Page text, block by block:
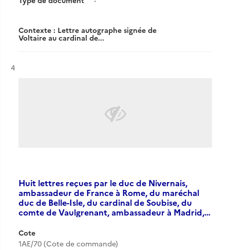
Contexte : Lettre autographe signée de
Voltaire au cardinal de...
Résultat n°
4
Huit lettres reçues par le duc de Nivernais,
ambassadeur de France à Rome, du maréchal
duc de Belle-Isle, du cardinal de Soubise, du
comte de Vaulgrenant, ambassadeur à Madrid,…
Cote
1AE/70 (Cote de commande)